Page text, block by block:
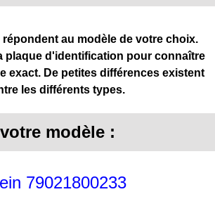
au modèle de votre choix.
plaque d'identification pour connaître
exact. De petites différences existent
les différents types.
modèle :
79021800233